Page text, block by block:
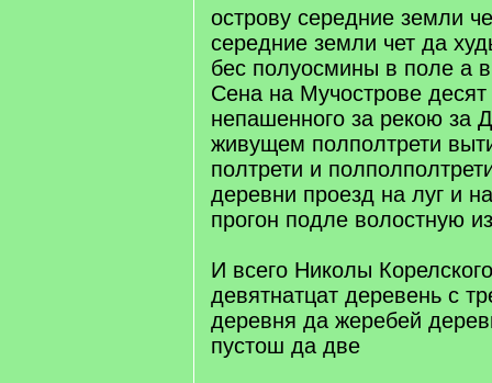
острову середние земли
середние земли чет да
бес полуосмины в поле а
Сена на Мучострове десят
непашенного за рекою за
живущем полполтрети
полтрети и
деревни проезд на луг и
прогон подле волостную
И всего Николы
девятнатцат деревень с
деревня да жеребей
пустош да две